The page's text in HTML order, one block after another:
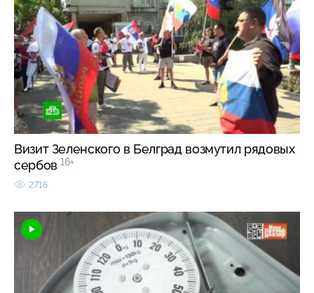
Визит Зеленского в Белград возмутил рядовых
сербов 16+
2716